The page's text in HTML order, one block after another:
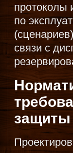
протоколы
по
связи с
защиты